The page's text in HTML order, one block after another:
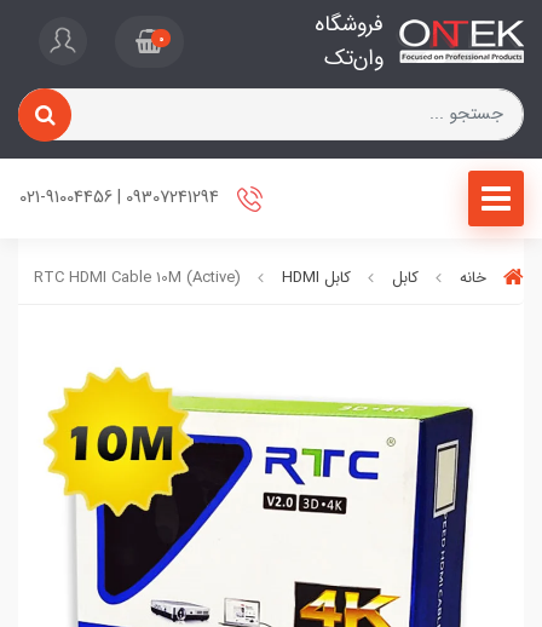
فروشگاه
وان‌تک
0
خانه کابل کابل HDMI RTC HDMI Cable 10M (Active)